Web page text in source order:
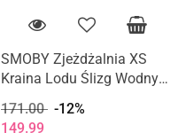
SMOBY Zjeżdżalnia XS
Kraina Lodu Ślizg Wodny
171.00 -12%
149.99